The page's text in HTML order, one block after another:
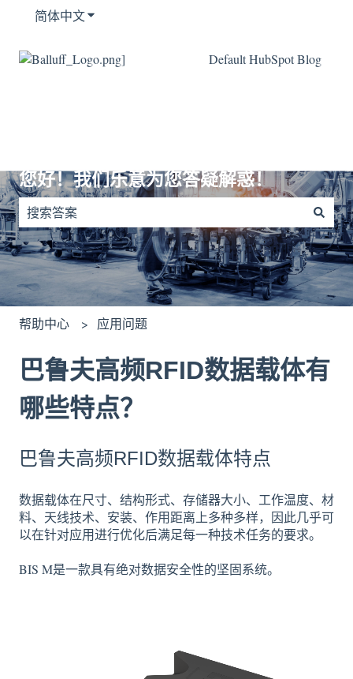
简体中文显示翻译的子菜单
Default HubSpot Blog
您好！我们乐意为您答疑解惑！
没有建议，因为搜索字段为空。
帮助中心 应用问题
巴鲁夫高频RFID数据载体有
哪些特点？
巴鲁夫高频RFID数据载体特点
数据载体在尺寸、结构形式、存储器大小、工作温度、材
料、天线技术、安装、作用距离上多种多样，因此几乎可
以在针对应用进行优化后满足每一种技术任务的要求。
BIS M是一款具有绝对数据安全性的坚固系统。